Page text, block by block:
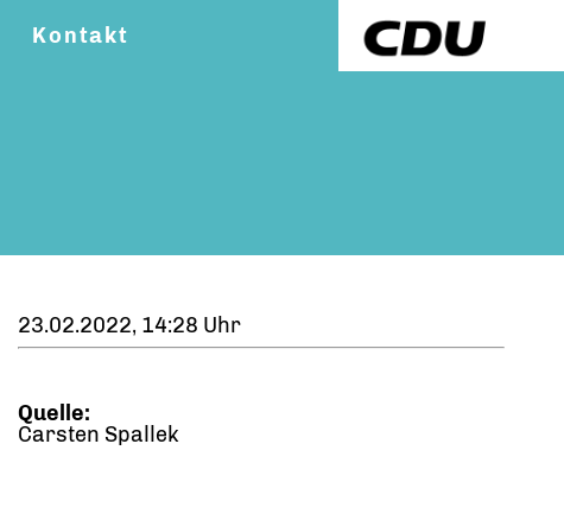
Kontakt
23.02.2022, 14:28 Uhr
Quelle:
Carsten Spallek